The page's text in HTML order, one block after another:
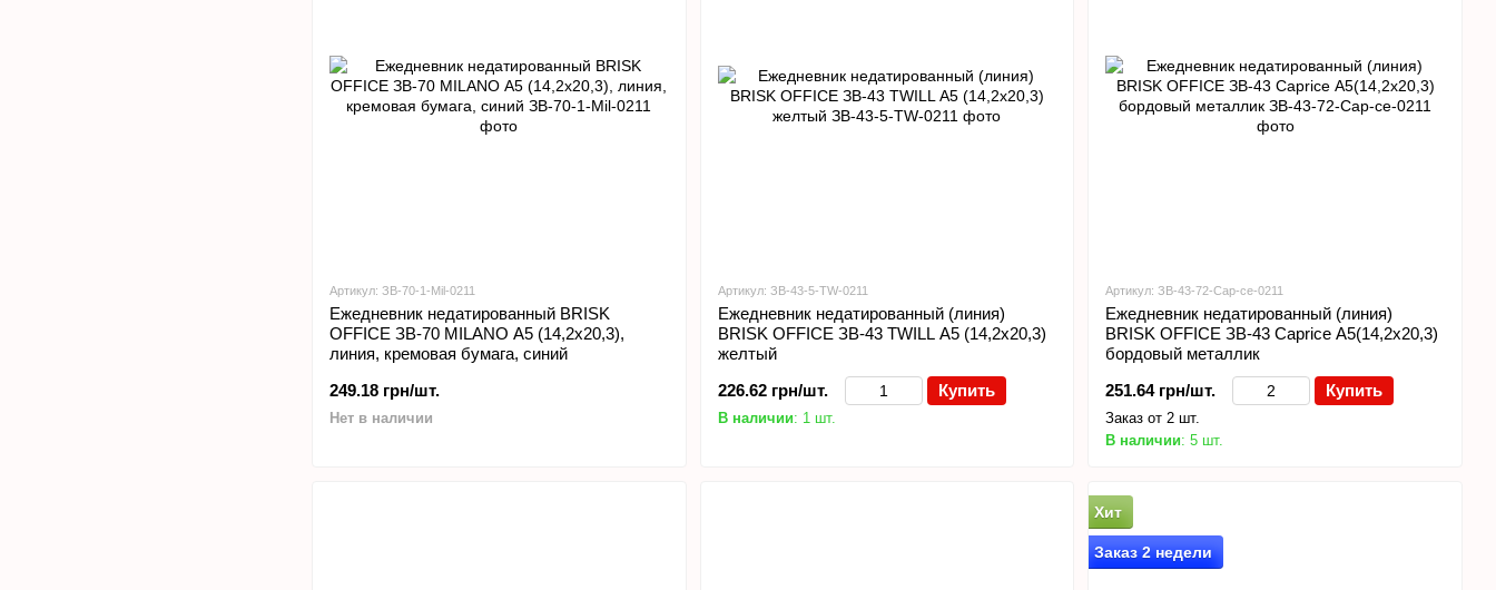
Артикул: ЗВ-70-1-Мil-0211
Ежедневник недатированный BRISK
OFFICE ЗВ-70 MILANO А5 (14,2х20,3),
линия, кремовая бумага, синий
249.18 грн/шт.
Нет в наличии
Артикул: ЗВ-43-5-TW-0211
Ежедневник недатированный (линия)
BRISK OFFICE ЗВ-43 TWILL А5 (14,2х20,3)
желтый
226.62 грн/шт.
Купить
В наличии: 1 шт.
Артикул: ЗВ-43-72-Cap-ce-0211
Ежедневник недатированный (линия)
BRISK OFFICE ЗВ-43 Caprice А5(14,2х20,3)
бордовый металлик
251.64 грн/шт.
Купить
Заказ от 2 шт.
В наличии: 5 шт.
Хит
Заказ 2 недели